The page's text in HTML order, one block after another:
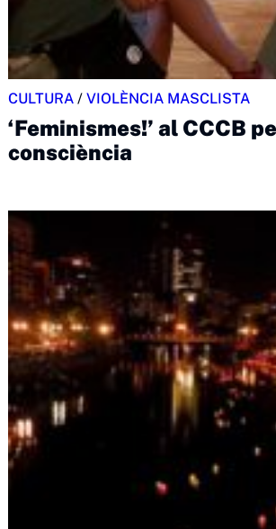
CULTURA / VIOLÈNCIA MASCLISTA
‘Feminismes!’ al CCCB
consciència